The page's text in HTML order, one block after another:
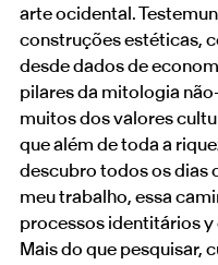
arte ocidental.
construções estéticas,
desde dados de
pilares da mitologia
muitos dos valores
que além de toda a
descubro todos os dias
meu trabalho, essa
processos identitários y
Mais do que pesquisar,